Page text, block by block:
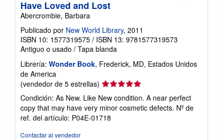
Have Loved and Lost
Abercrombie, Barbara
Publicado por New World Library, 2011
ISBN 10: 1577319575 / ISBN 13: 9781577319573
Antiguo o usado / Tapa blanda
Librería: Wonder Book, Frederick, MD, Estados Unidos
de America
(vendedor de 5 estrellas) Calificación
del
vendedor:
5
de
Condición: As New. Like New condition. A near perfect
copy that may have very minor cosmetic defects. Nº de
ref. del artículo: P04E-01718
Contactar al vendedor